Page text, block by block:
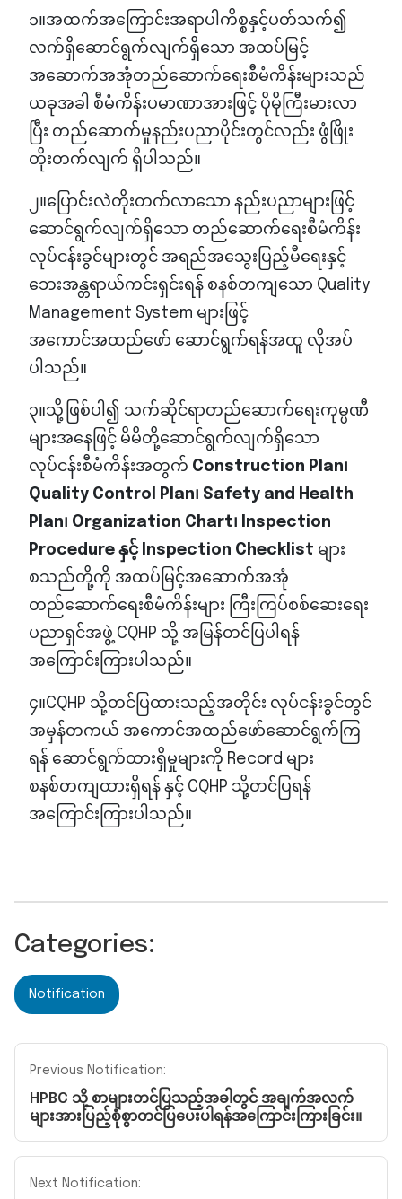
၁။အထက်အကြောင်းအရာပါကိစ္စနှင့်ပတ်သက်၍
လက်ရှိဆောင်ရွက်လျက်ရှိသော အထပ်မြင့်
အဆောက်အအုံတည်ဆောက်ရေးစီမံကိန်းများသည်
ယခုအခါ စီမံကိန်းပမာဏာအားဖြင့် ပိုမိုကြီးမားလာ
ပြီး တည်ဆောက်မှုနည်းပညာပိုင်းတွင်လည်း ဖွံဖြိုး
တိုးတက်လျက် ရှိပါသည်။
၂။ပြောင်းလဲတိုးတက်လာသော နည်းပညာများဖြင့်
ဆောင်ရွက်လျက်ရှိသော တည်ဆောက်ရေးစီမံကိန်း
လုပ်ငန်းခွင်များတွင် အရည်အသွေးပြည့်မီရေးနှင့်
ဘေးအန္တရာယ်ကင်းရှင်းရန် စနစ်တကျသော Quality
Management System များဖြင့်
အကောင်အထည်ဖော် ဆောင်ရွက်ရန်အထူ လိုအပ်
ပါသည်။
၃။သို့ဖြစ်ပါ၍ သက်ဆိုင်ရာတည်ဆောက်ရေးကုမ္ပဏီ
များအနေဖြင့် မိမိတို့ဆောင်ရွက်လျက်ရှိသော
လုပ်ငန်းစီမံကိန်းအတွက် Construction Plan၊
Quality Control Plan၊ Safety and Health
Plan၊ Organization Chart၊ Inspection
Procedure နှင့် Inspection Checklist များ
စသည်တို့ကို အထပ်မြင့်အဆောက်အအုံ
တည်ဆောက်ရေးစီမံကိန်းများ ကြီးကြပ်စစ်ဆေးရေး
ပညာရှင်အဖွဲ့ CQHP သို့ အမြန်တင်ပြပါရန်
အကြောင်းကြားပါသည်။
၄။CQHP သို့တင်ပြထားသည့်အတိုင်း လုပ်ငန်းခွင်တွင်
အမှန်တကယ် အကောင်အထည်ဖော်ဆောင်ရွက်ကြ
ရန် ဆောင်ရွက်ထားရှိမှုများကို Record များ
စနစ်တကျထားရှိရန် နှင့် CQHP သို့တင်ပြရန်
အကြောင်းကြားပါသည်။
Categories:
Notification
Previous Notification:
HPBC သို့ စာများတင်ပြသည့်အခါတွင် အချက်အလက်
များအားပြည့်စုံစွာတင်ပြပေးပါရန်အကြောင်းကြားခြင်း။
Next Notification: